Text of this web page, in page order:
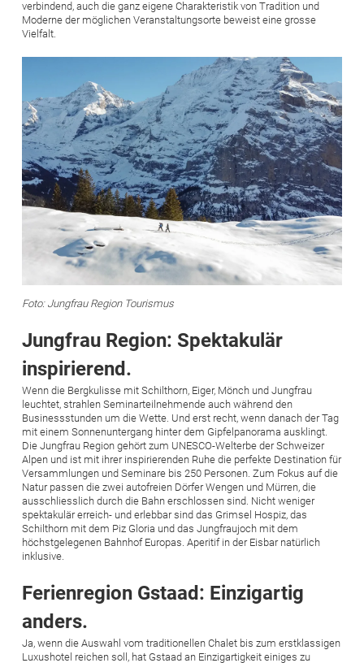
verbindend, auch die ganz eigene Charakteristik von Tradition und
Moderne der möglichen Veranstaltungsorte beweist eine grosse
Vielfalt.
Foto: Jungfrau Region Tourismus
Jungfrau Region: Spektakulär
inspirierend.
Wenn die Bergkulisse mit Schilthorn, Eiger, Mönch und Jungfrau
leuchtet, strahlen Seminarteilnehmende auch während den
Businessstunden um die Wette. Und erst recht, wenn danach der Tag
mit einem Sonnenuntergang hinter dem Gipfelpanorama ausklingt.
Die Jungfrau Region gehört zum UNESCO-Welterbe der Schweizer
Alpen und ist mit ihrer inspirierenden Ruhe die perfekte Destination für
Versammlungen und Seminare bis 250 Personen. Zum Fokus auf die
Natur passen die zwei autofreien Dörfer Wengen und Mürren, die
ausschliesslich durch die Bahn erschlossen sind. Nicht weniger
spektakulär erreich- und erlebbar sind das Grimsel Hospiz, das
Schilthorn mit dem Piz Gloria und das Jungfraujoch mit dem
höchstgelegenen Bahnhof Europas. Aperitif in der Eisbar natürlich
inklusive.
Ferienregion Gstaad: Einzigartig
anders.
Ja, wenn die Auswahl vom traditionellen Chalet bis zum erstklassigen
Luxushotel reichen soll, hat Gstaad an Einzigartigkeit einiges zu